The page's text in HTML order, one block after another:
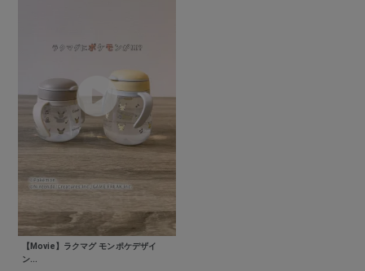
【Movie】ラクマグ モンポケデザイ
ン...